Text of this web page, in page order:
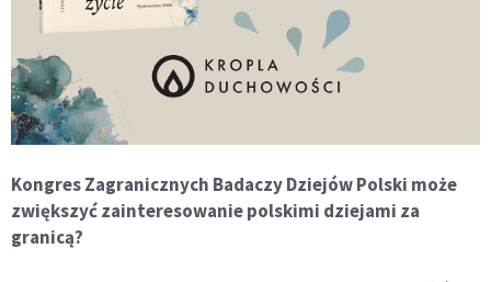
Kongres Zagranicznych Badaczy Dziejów Polski może
zwiększyć zainteresowanie polskimi dziejami za
granicą?